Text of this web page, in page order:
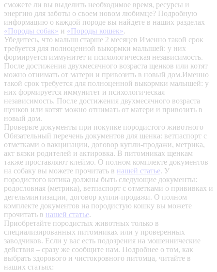
сможете ли вы выделить необходимое время, ресурсы и
энергию для заботы о своем новом любимце? Подробную
информацию о каждой породе вы найдете в наших разделах
«Породы собак» и «Породы кошек».
Убедитесь, что малыш старше 2 месяцев Именно такой срок
требуется для полноценной выкормки малышей: у них
формируется иммунитет и психологическая независимость.
После достижения двухмесячного возраста щенков или котят
можно отнимать от матери и привозить в новый дом.Именно
такой срок требуется для полноценной выкормки малышей: у
них формируется иммунитет и психологическая
независимость. После достижения двухмесячного возраста
щенков или котят можно отнимать от матери и привозить в
новый дом.
Проверьте документы при покупке породистого животного
Обязательный перечень документов для щенка: ветпаспорт с
отметками о вакцинации, договор купли-продажи, метрика,
акт вязки родителей и актировка. В питомниках щенкам
также проставляют клеймо. О полном комплекте документов
на собаку вы можете прочитать в нашей статье. У
породистого котика должны быть следующие документы:
родословная (метрика), ветпаспорт с отметками о прививках и
дегельминтизации, договор купли-продажи. О полном
комплекте документов на породистую кошку вы можете
прочитать в нашей статье.
Приобретайте породистых животных только в
специализированных питомниках или у проверенных
заводчиков. Если у вас есть подозрения на мошеннические
действия – сразу же сообщите нам. Подробнее о том, как
выбрать здорового и чистокровного питомца, читайте в
наших статьях: